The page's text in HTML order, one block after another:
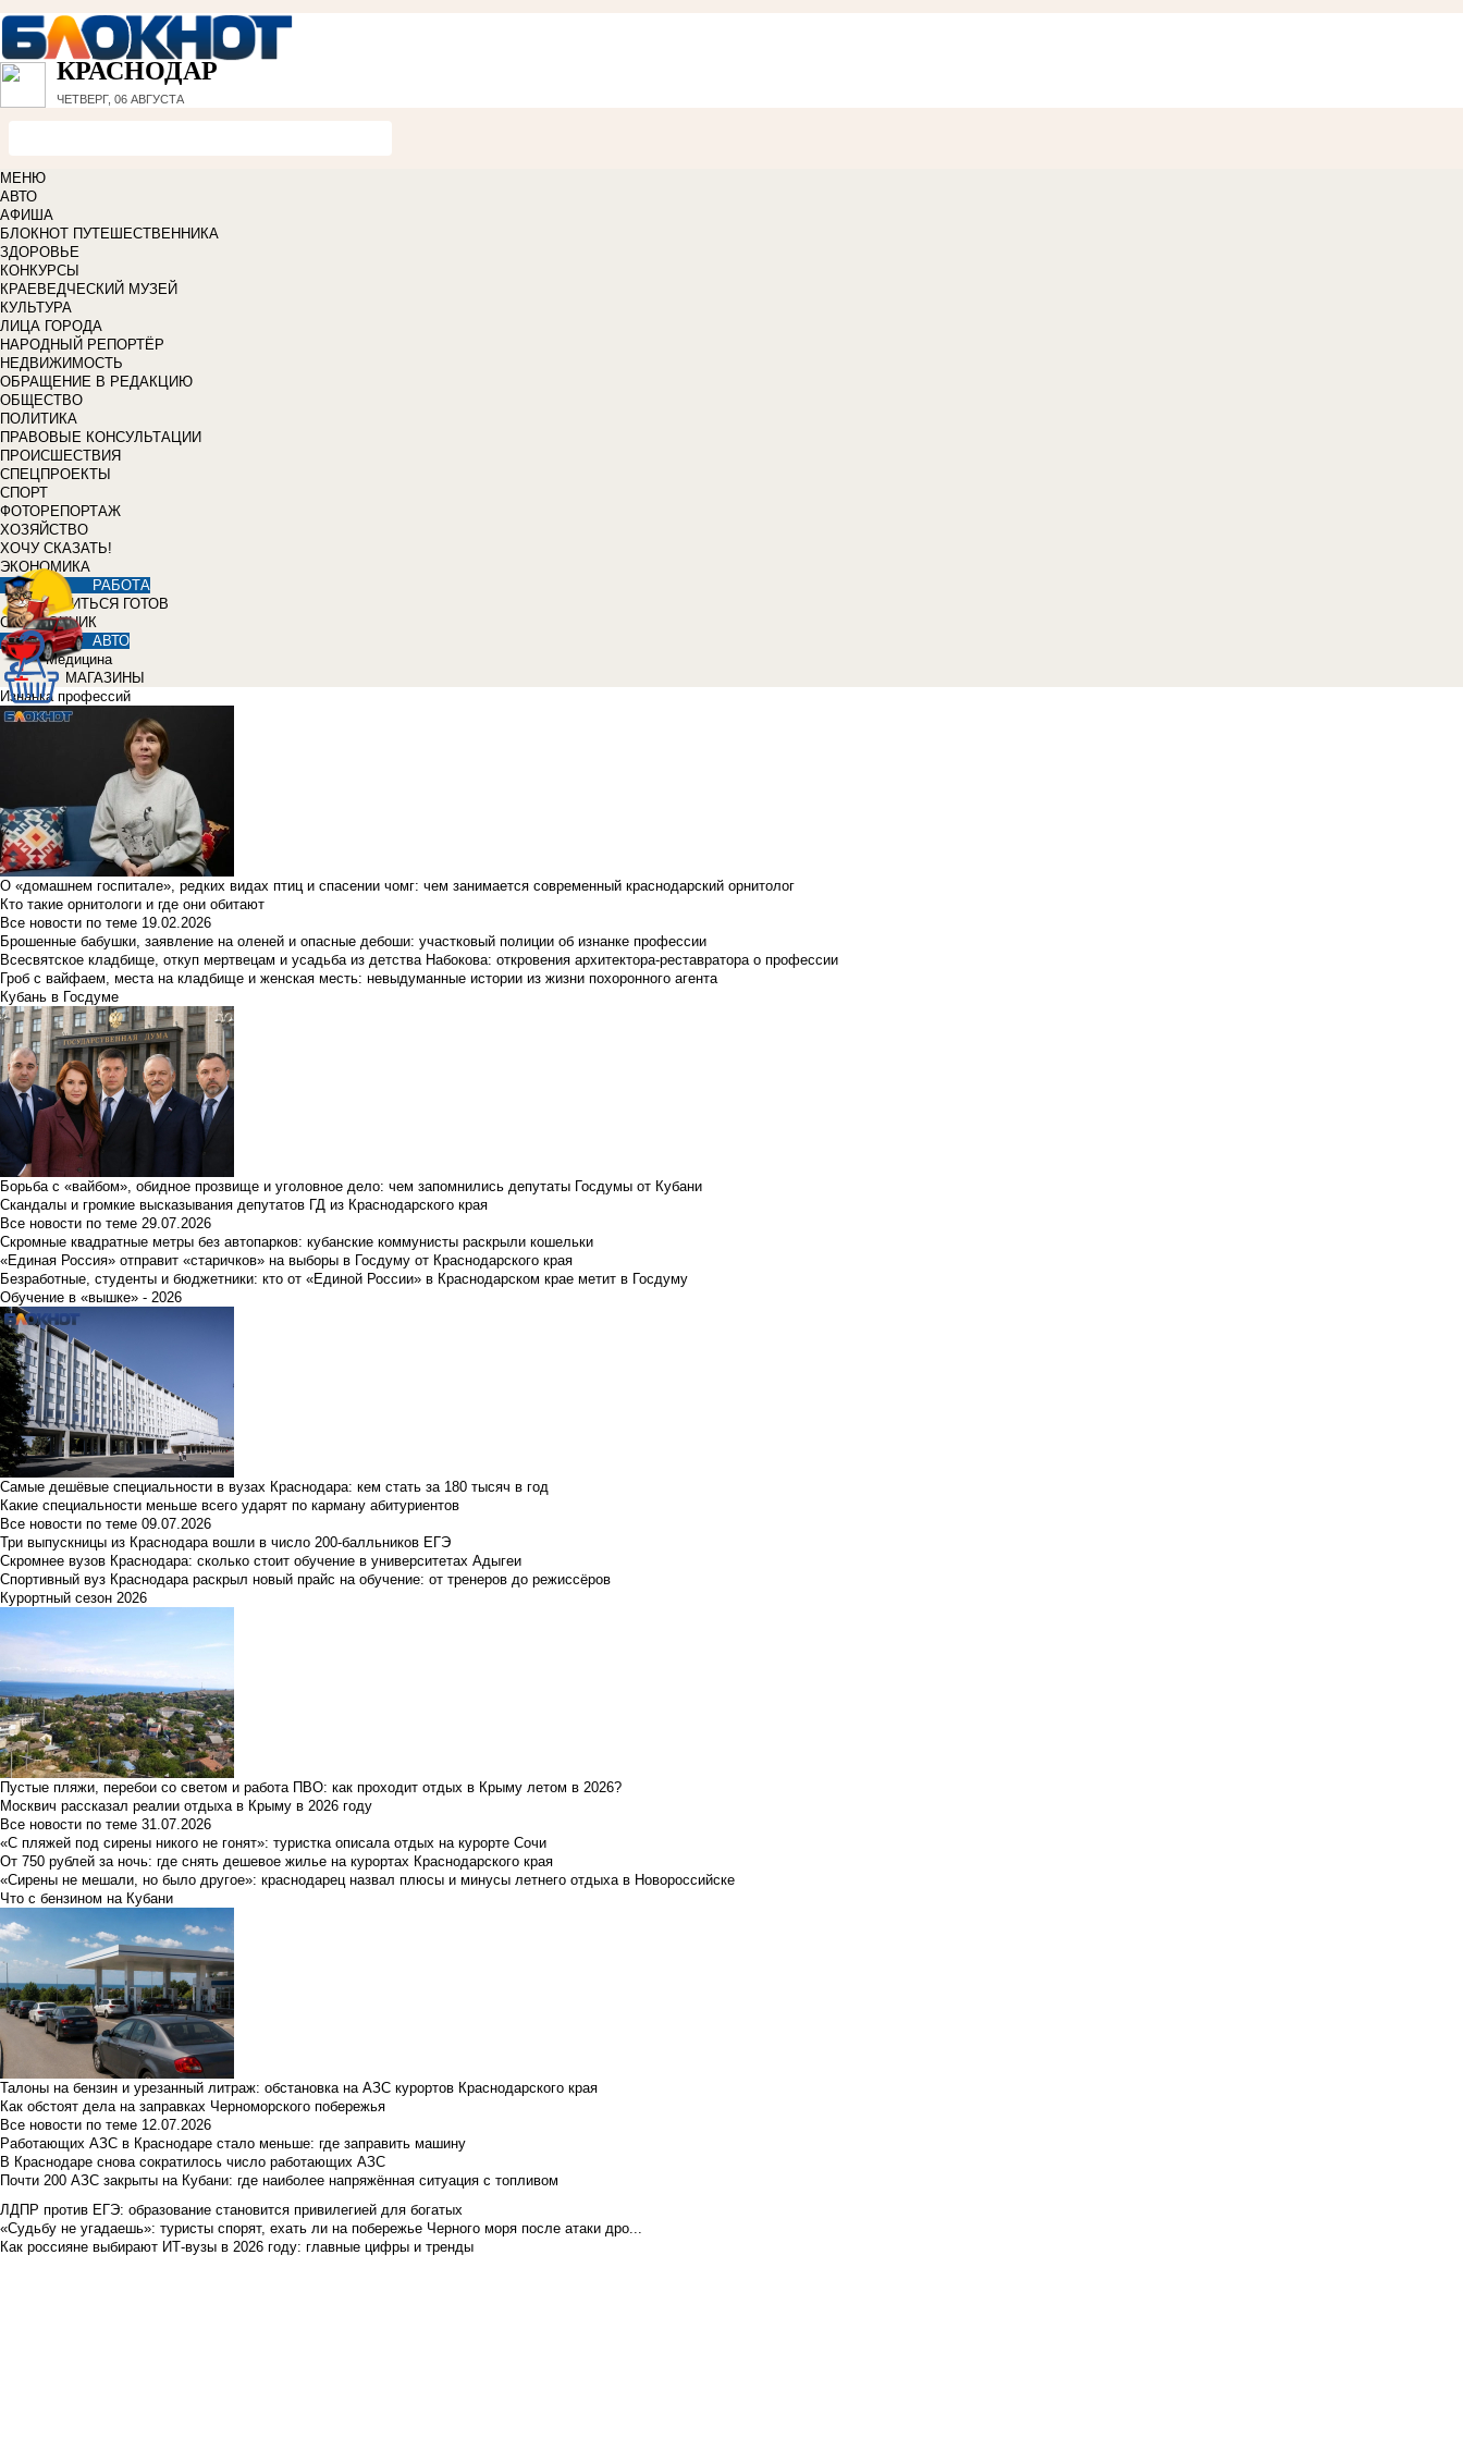
КРАСНОДАР
ЧЕТВЕРГ, 06 АВГУСТА
МЕНЮ
АВТО
АФИША
БЛОКНОТ ПУТЕШЕСТВЕННИКА
ЗДОРОВЬЕ
КОНКУРСЫ
КРАЕВЕДЧЕСКИЙ МУЗЕЙ
КУЛЬТУРА
ЛИЦА ГОРОДА
НАРОДНЫЙ РЕПОРТЁР
НЕДВИЖИМОСТЬ
ОБРАЩЕНИЕ В РЕДАКЦИЮ
ОБЩЕСТВО
ПОЛИТИКА
ПРАВОВЫЕ КОНСУЛЬТАЦИИ
ПРОИСШЕСТВИЯ
СПЕЦПРОЕКТЫ
СПОРТ
ФОТОРЕПОРТАЖ
ХОЗЯЙСТВО
ХОЧУ СКАЗАТЬ!
ЭКОНОМИКА
РАБОТА
УЧИТЬСЯ ГОТОВ
СПРАВОЧНИК
АВТО
Медицина
МАГАЗИНЫ
Изнанка профессий
О «домашнем госпитале», редких видах птиц и спасении чомг: чем занимается современный краснодарский орнитолог
Кто такие орнитологи и где они обитают
Все новости по теме 19.02.2026
Брошенные бабушки, заявление на оленей и опасные дебоши: участковый полиции об изнанке профессии
Всесвятское кладбище, откуп мертвецам и усадьба из детства Набокова: откровения архитектора-реставратора о профессии
Гроб с вайфаем, места на кладбище и женская месть: невыдуманные истории из жизни похоронного агента
Кубань в Госдуме
Борьба с «вайбом», обидное прозвище и уголовное дело: чем запомнились депутаты Госдумы от Кубани
Скандалы и громкие высказывания депутатов ГД из Краснодарского края
Все новости по теме 29.07.2026
Скромные квадратные метры без автопарков: кубанские коммунисты раскрыли кошельки
«Единая Россия» отправит «старичков» на выборы в Госдуму от Краснодарского края
Безработные, студенты и бюджетники: кто от «Единой России» в Краснодарском крае метит в Госдуму
Обучение в «вышке» - 2026
Самые дешёвые специальности в вузах Краснодара: кем стать за 180 тысяч в год
Какие специальности меньше всего ударят по карману абитуриентов
Все новости по теме 09.07.2026
Три выпускницы из Краснодара вошли в число 200-балльников ЕГЭ
Скромнее вузов Краснодара: сколько стоит обучение в университетах Адыгеи
Спортивный вуз Краснодара раскрыл новый прайс на обучение: от тренеров до режиссёров
Курортный сезон 2026
Пустые пляжи, перебои со светом и работа ПВО: как проходит отдых в Крыму летом в 2026?
Москвич рассказал реалии отдыха в Крыму в 2026 году
Все новости по теме 31.07.2026
«С пляжей под сирены никого не гонят»: туристка описала отдых на курорте Сочи
От 750 рублей за ночь: где снять дешевое жилье на курортах Краснодарского края
«Сирены не мешали, но было другое»: краснодарец назвал плюсы и минусы летнего отдыха в Новороссийске
Что с бензином на Кубани
Талоны на бензин и урезанный литраж: обстановка на АЗС курортов Краснодарского края
Как обстоят дела на заправках Черноморского побережья
Все новости по теме 12.07.2026
Работающих АЗС в Краснодаре стало меньше: где заправить машину
В Краснодаре снова сократилось число работающих АЗС
Почти 200 АЗС закрыты на Кубани: где наиболее напряжённая ситуация с топливом
ЛДПР против ЕГЭ: образование становится привилегией для богатых
«Судьбу не угадаешь»: туристы спорят, ехать ли на побережье Черного моря после атаки дро...
Как россияне выбирают ИТ-вузы в 2026 году: главные цифры и тренды